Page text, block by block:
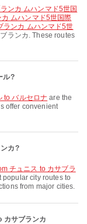
ムハンマド5世国際
ランカ ムハンマド5世
ランカ. These routes
ル?
to バルセロナ are the
offer convenient
カ?
チュニス to カサブラ
popular city routes to
from major cities.
サブランカ